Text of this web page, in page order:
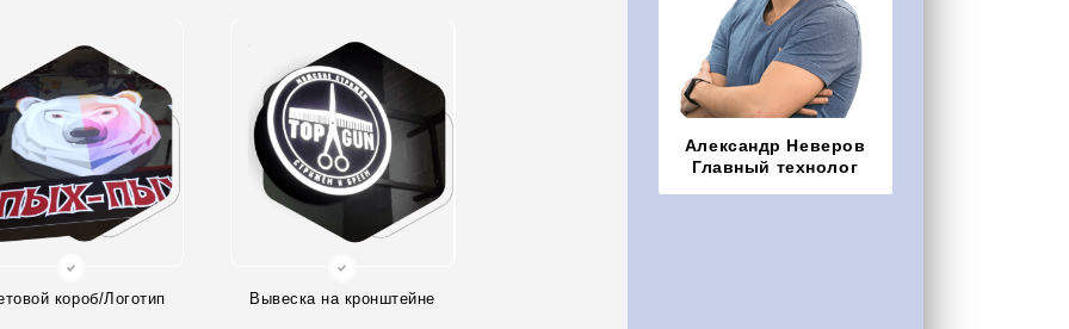
короб/Логотип Вывеска на кронштейне
Александр Неверов
Главный технолог